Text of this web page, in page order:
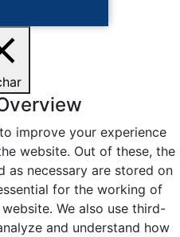
improve your experience
website. Out of these, the
as necessary are stored on
for the working of
We also use third-
and understand how